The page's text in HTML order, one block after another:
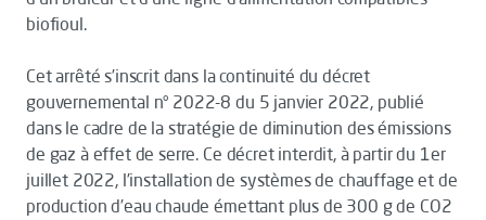
biofioul.
Cet arrêté s’inscrit dans la continuité du décret
gouvernemental n° 2022-8 du 5 janvier 2022, publié
dans le cadre de la stratégie de diminution des émissions
de gaz à effet de serre. Ce décret interdit, à partir du 1er
juillet 2022, l’installation de systèmes de chauffage et de
production d’eau chaude émettant plus de 300 g de CO2